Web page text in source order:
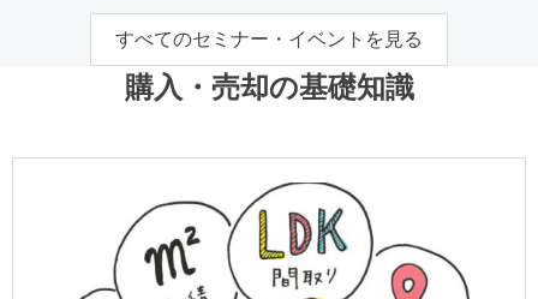
すべてのセミナー・イベントを見る
購入・売却の基礎知識